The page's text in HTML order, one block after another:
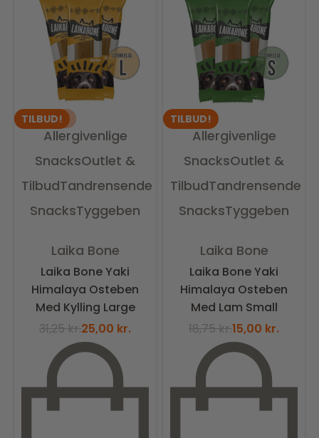
TILBUD!
UDSOLGT
Allergivenlige
SnacksOutlet &
TilbudTandrensende
SnacksTyggeben
Laika Bone
Laika Bone Yaki
Himalaya Osteben
Med Kylling Large
31,25kr.25,00 kr.
TILBUD!
Allergivenlige
SnacksOutlet &
TilbudTandrensende
SnacksTyggeben
Laika Bone
Laika Bone Yaki
Himalaya Osteben
Med Lam Small
18,75kr.15,00 kr.